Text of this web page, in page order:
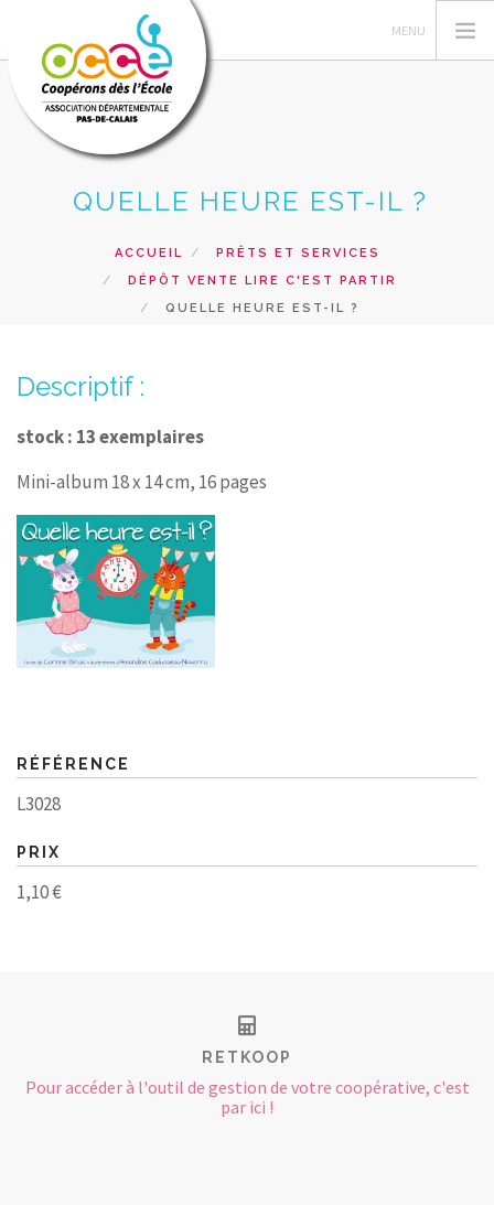
L'OCCE 62
RESSOURCES ET SERVICES
RECHERCHER
CONTACT
QUELLE HEURE EST-IL ?
ACCUEIL
PRÊTS ET SERVICES
DÉPÔT VENTE LIRE C'EST PARTIR
QUELLE HEURE EST-IL ?
Descriptif :
stock : 13 exemplaires
Mini-album 18 x 14 cm, 16 pages
RÉFÉRENCE
L3028
PRIX
1,10 €
RETKOOP
Pour accéder à l'outil de gestion de votre coopérative, c'est
par ici !